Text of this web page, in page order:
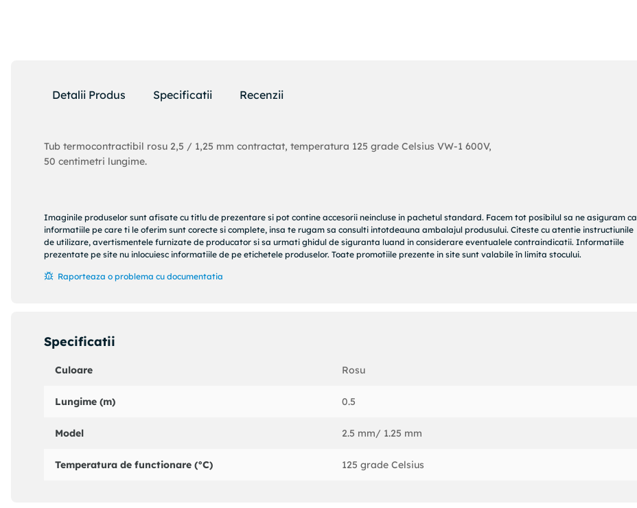
Detalii Produs Specificatii Recenzii
Tub termocontractibil rosu 2,5 / 1,25 mm contractat, temperatura 125 grade Celsius VW-1 600V,
50 centimetri lungime.
Imaginile produselor sunt afisate cu titlu de prezentare si pot contine accesorii neincluse in pachetul standard. Facem tot posibilul sa ne asiguram ca
informatiile pe care ti le oferim sunt corecte si complete, insa te rugam sa consulti intotdeauna ambalajul produsului. Citeste cu atentie instructiunile
de utilizare, avertismentele furnizate de producator si sa urmati ghidul de siguranta luand in considerare eventualele contraindicatii. Informatiile
prezentate pe site nu inlocuiesc informatiile de pe etichetele produselor. Toate promotiile prezente in site sunt valabile în limita stocului.
Raporteaza o problema cu documentatia
Specificatii
Culoare Rosu
Lungime (m) 0.5
Model 2.5 mm/ 1.25 mm
Temperatura de functionare (°C) 125 grade Celsius